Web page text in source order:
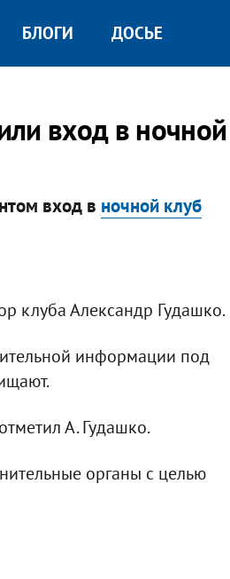
БЛОГИ ДОСЬЕ
вход в ночной
вход в ночной клуб
клуба Александр Гудашко.
информации под
А. Гудашко.
органы с целью